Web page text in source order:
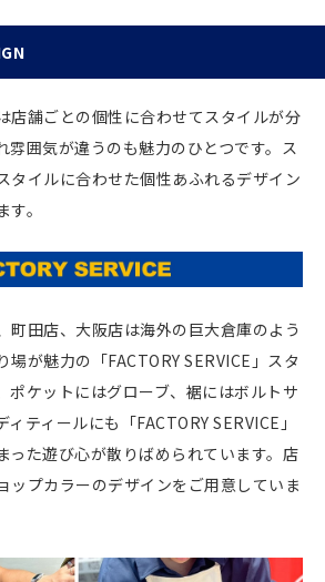
店舗ごとの個性に合わせてスタイルが分
雰囲気が違うのも魅力のひとつです。ス
タイルに合わせた個性あふれるデザイン
。
町田店、大阪店は海外の巨大倉庫のよう
場が魅力の「FACTORY SERVICE」スタ
ポケットにはグローブ、裾にはボルトサ
ティールにも「FACTORY SERVICE」
った遊び心が散りばめられています。店
ップカラーのデザインをご用意していま